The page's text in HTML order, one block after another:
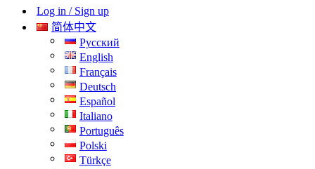
Log in / Sign up
简体中文
Русский
English
Français
Deutsch
Español
Italiano
Português
Polski
Türkçe